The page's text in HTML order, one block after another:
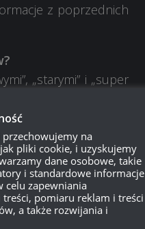
z poprzednich
„starymi” i „super
polowaniem na
i 0.19. Rozważamy i
opancerzenia.
przechowujemy na
pliki cookie, i uzyskujemy
dane osobowe, takie
i standardowe informacje
celu zapewniania
pomiaru reklam i treści
a także rozwijania i